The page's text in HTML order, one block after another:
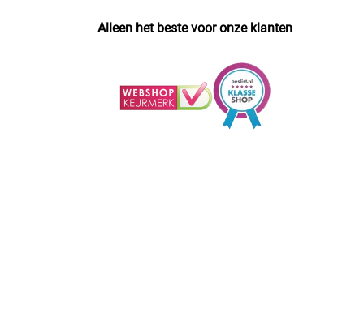
Alleen het beste voor onze klanten